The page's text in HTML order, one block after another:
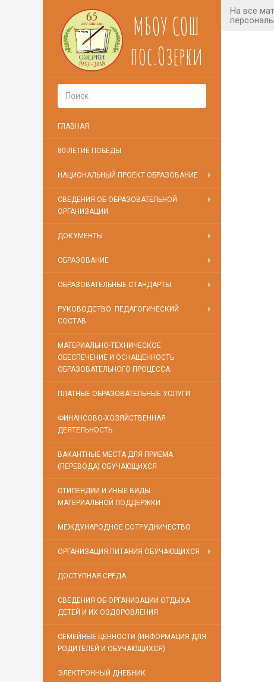
МБОУ СОШ
пос.Озерки
ГЛАВНАЯ
80-ЛЕТИЕ ПОБЕДЫ
НАЦИОНАЛЬНЫЙ ПРОЕКТ ОБРАЗОВАНИЕ
СВЕДЕНИЯ ОБ ОБРАЗОВАТЕЛЬНОЙ
ОРГАНИЗАЦИИ
ДОКУМЕНТЫ
ОБРАЗОВАНИЕ
ОБРАЗОВАТЕЛЬНЫЕ СТАНДАРТЫ
РУКОВОДСТВО. ПЕДАГОГИЧЕСКИЙ
СОСТАВ
МАТЕРИАЛЬНО-ТЕХНИЧЕСКОЕ
ОБЕСПЕЧЕНИЕ И ОСНАЩЕННОСТЬ
ОБРАЗОВАТЕЛЬНОГО ПРОЦЕССА
ПЛАТНЫЕ ОБРАЗОВАТЕЛЬНЫЕ УСЛУГИ
ФИНАНСОВО-ХОЗЯЙСТВЕННАЯ
ДЕЯТЕЛЬНОСТЬ
ВАКАНТНЫЕ МЕСТА ДЛЯ ПРИЕМА
(ПЕРЕВОДА) ОБУЧАЮЩИХСЯ
СТИПЕНДИИ И ИНЫЕ ВИДЫ
МАТЕРИАЛЬНОЙ ПОДДЕРЖКИ
МЕЖДУНАРОДНОЕ СОТРУДНИЧЕСТВО
ОРГАНИЗАЦИЯ ПИТАНИЯ ОБУЧАЮЩИХСЯ
ДОСТУПНАЯ СРЕДА
СВЕДЕНИЯ ОБ ОРГАНИЗАЦИИ ОТДЫХА
ДЕТЕЙ И ИХ ОЗДОРОВЛЕНИЯ
СЕМЕЙНЫЕ ЦЕННОСТИ (ИНФОРМАЦИЯ ДЛЯ
РОДИТЕЛЕЙ И ОБУЧАЮЩИХСЯ)
ЭЛЕКТРОННЫЙ ДНЕВНИК